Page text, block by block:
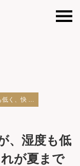
く、快 …
、湿度も低
が夏まで